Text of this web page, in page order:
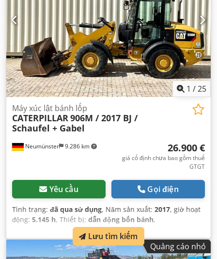
1 /25
Neumünster 9.286 km
Máy xúc lật bánh lốp
CATERPILLAR906M / 2017 BJ /
Schaufel + Gabel
26.900 €
giá cố định chưa bao gồm thuế
GTGT
Yêu cầu Gọi điện
Tình trạng: đã qua sử dụng, Năm sản xuất: 2017, giờ hoạt
động: 5.145 h, Thiết bị: dẫn động bốn bánh,
Quảng cáo nhỏ
Lưu tìm kiếm